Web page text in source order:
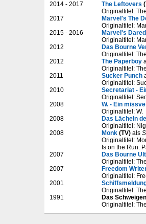
2014 - 2017
The Leftovers
Originaltitel:
2017
Marvel's The
Originaltitel:
2015 - 2016
Marvel's
Originaltitel:
2012
Das Bourne
Originaltitel:
2012
The Paperboy
Originaltitel:
2011
Sucker Punch
Originaltitel:
2010
Secretariat -
Originaltitel:
2008
W. - Ein
Originaltitel: W.
2008
Das Lächeln
Originaltitel:
2008
Monk (TV) als
Originaltitel:
Is on the Run:
2007
Das Bourne
Originaltitel:
2007
Freedom
Originaltitel:
2001
Originaltitel:
1991
Das
Originaltitel: